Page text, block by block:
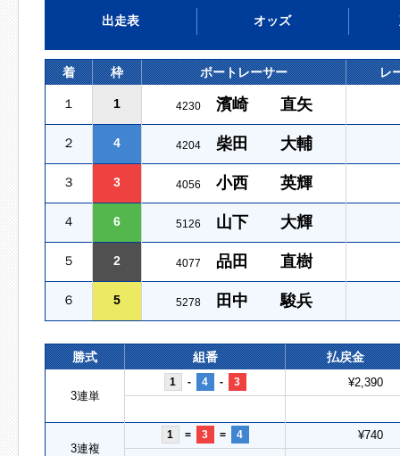
出走表 オッズ
着 枠 ボートレーサー レ
１ 1 4230 濱崎 直矢
２ 4 4204 柴田 大輔
３ 3 4056 小西 英輝
４ 6 5126 山下 大輝
５ 2 4077 品田 直樹
６ 5 5278 田中 駿兵
勝式 組番 払戻金
3連単
1 - 4 - 3 ¥2,390
3連複
1 = 3 = 4 ¥740